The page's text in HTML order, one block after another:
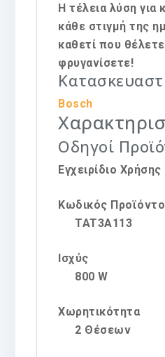
Η τέλεια λύση για
κάθε στιγμή της
καθετί που
φρυγανίσετε!
Bosch
Οδηγοί
Εγχειρίδιο Χρήσης
Κωδικός
TAT3A113
Ισχύς
800 W
Χωρητικότητα
2 Θέσεων